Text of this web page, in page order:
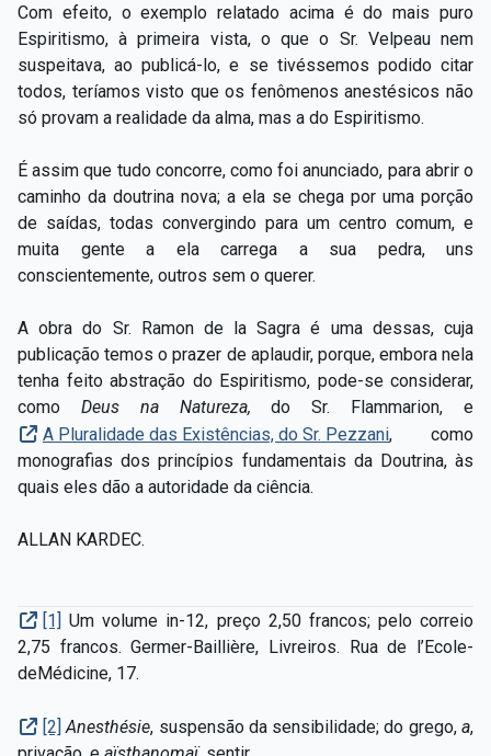
Com efeito, o exemplo relatado acima é do mais puro
Espiritismo, à primeira vista, o que o Sr. Velpeau nem
suspeitava, ao publicá-lo, e se tivéssemos podido citar
todos, teríamos visto que os fenômenos anestésicos não
só provam a realidade da alma, mas a do Espiritismo.
É assim que tudo concorre, como foi anunciado, para abrir o
caminho da doutrina nova; a ela se chega por uma porção
de saídas, todas convergindo para um centro comum, e
muita gente a ela carrega a sua pedra, uns
conscientemente, outros sem o querer.
A obra do Sr. Ramon de la Sagra é uma dessas, cuja
publicação temos o prazer de aplaudir, porque, embora nela
tenha feito abstração do Espiritismo, pode-se considerar,
como Deus na Natureza,do Sr. Flammarion, e
A Pluralidade das Existências, do Sr. Pezzani, como
monografias dos princípios fundamentais da Doutrina, às
quais eles dão a autoridade da ciência.
ALLAN KARDEC.
[1] Um volume in-12, preço 2,50 francos; pelo correio
2,75 francos. Germer-Baillière, Livreiros. Rua de l’Ecole-
deMédicine, 17.
[2] Anesthésie, suspensão da sensibilidade; do grego,a,